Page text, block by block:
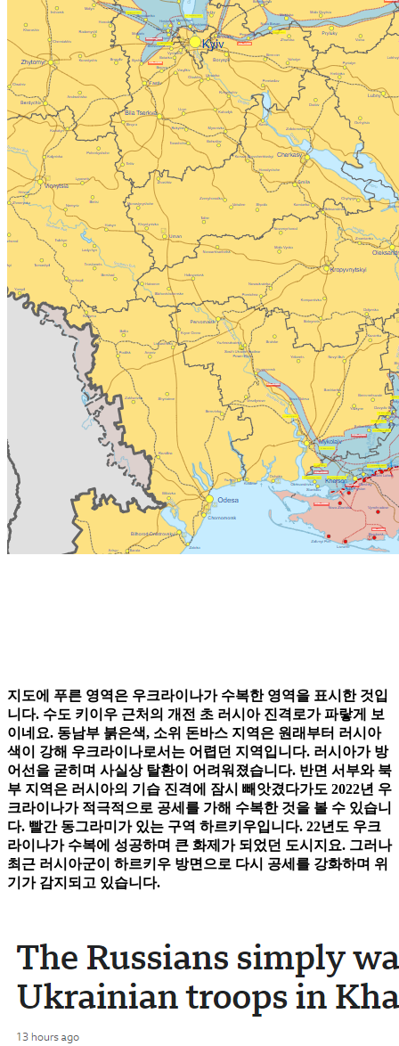
지도에 푸른 영역은 우크라이나가 수복한 영역을 표시한 것입
니다. 수도 키이우 근처의 개전 초 러시아 진격로가 파랗게 보
이네요. 동남부 붉은색, 소위 돈바스 지역은 원래부터 러시아
색이 강해 우크라이나로서는 어렵던 지역입니다. 러시아가 방
어선을 굳히며 사실상 탈환이 어려워졌습니다. 반면 서부와 북
부 지역은 러시아의 기습 진격에 잠시 빼앗겼다가도 2022년 우
크라이나가 적극적으로 공세를 가해 수복한 것을 볼 수 있습니
다. 빨간 동그라미가 있는 구역 하르키우입니다. 22년도 우크
라이나가 수복에 성공하며 큰 화제가 되었던 도시지요. 그러나
최근 러시아군이 하르키우 방면으로 다시 공세를 강화하며 위
기가 감지되고 있습니다.